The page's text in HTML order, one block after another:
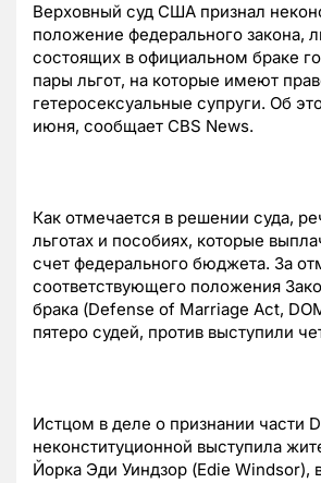
Верховный суд США признал
положение федерального закона,
состоящих в официальном браке
пары льгот, на которые имеют
гетеросексуальные супруги. Об
июня, сообщает CBS News.
Как отмечается в решении суда,
льготах и пособиях, которые
счет федерального бюджета. За
соответствующего положения
брака (Defense of Marriage Act,
пятеро судей, против выступили
Истцом в деле о признании части
неконституционной выступила
Йорка Эди Уиндзор (Edie Windsor),